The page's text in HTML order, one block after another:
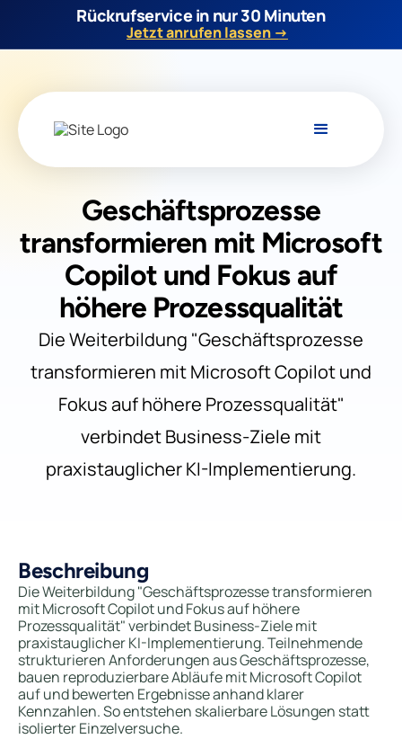
Rückrufservice in nur 30 Minuten
Jetzt anrufen lassen →
Geschäftsprozesse
transformieren mit Microsoft
Copilot und Fokus auf
höhere Prozessqualität
Die Weiterbildung "Geschäftsprozesse
transformieren mit Microsoft Copilot und
Fokus auf höhere Prozessqualität"
verbindet Business-Ziele mit
praxistauglicher KI-Implementierung.
Beschreibung
Die Weiterbildung "Geschäftsprozesse transformieren
mit Microsoft Copilot und Fokus auf höhere
Prozessqualität" verbindet Business-Ziele mit
praxistauglicher KI-Implementierung. Teilnehmende
strukturieren Anforderungen aus Geschäftsprozesse,
bauen reproduzierbare Abläufe mit Microsoft Copilot
auf und bewerten Ergebnisse anhand klarer
Kennzahlen. So entstehen skalierbare Lösungen statt
isolierter Einzelversuche.